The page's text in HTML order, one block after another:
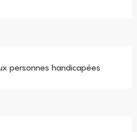
personnes handicapées